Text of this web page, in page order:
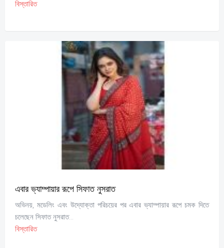
বিস্তারিত
এবার ভ্যাম্পায়ার রূপে সিফাত নুসরাত
অভিনয়, মডেলিং এবং উদ্যোক্তা পরিচয়ের পর এবার ভ্যাম্পায়ার রূপে চমক দিতে
চলেছেন সিফাত নুসরাত...
বিস্তারিত